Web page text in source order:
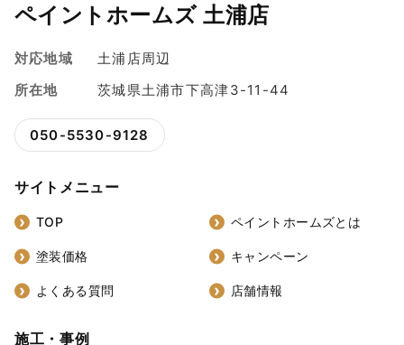
ペイントホームズ 土浦店
対応地域
土浦店周辺
所在地
茨城県土浦市下高津3-11-44
050-5530-9128
サイトメニュー
TOP ペイントホームズとは
塗装価格 キャンペーン
よくある質問 店舗情報
施工・事例